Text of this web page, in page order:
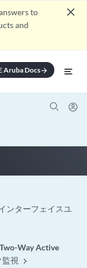
to
and
close
Aruba Docsarrow_forward
ンターフェイスユ
Way Active
視